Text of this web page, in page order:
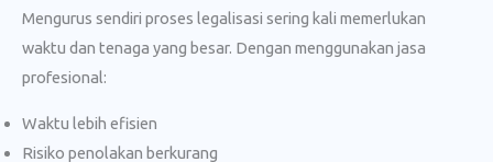
Mengurus sendiri proses legalisasi sering kali memerlukan
waktu dan tenaga yang besar. Dengan menggunakan jasa
profesional:
Waktu lebih efisien
Risiko penolakan berkurang